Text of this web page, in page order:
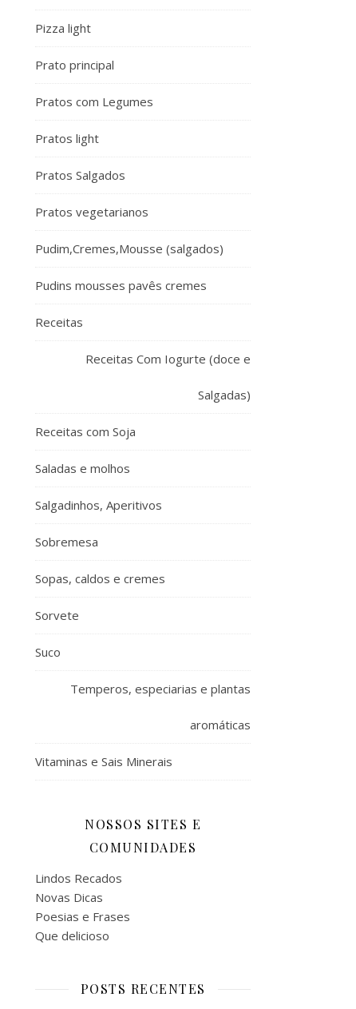
Pizza light
Prato principal
Pratos com Legumes
Pratos light
Pratos Salgados
Pratos vegetarianos
Pudim,Cremes,Mousse (salgados)
Pudins mousses pavês cremes
Receitas
Receitas Com Iogurte (doce e
Salgadas)
Receitas com Soja
Saladas e molhos
Salgadinhos, Aperitivos
Sobremesa
Sopas, caldos e cremes
Sorvete
Suco
Temperos, especiarias e plantas
aromáticas
Vitaminas e Sais Minerais
NOSSOS SITES E
COMUNIDADES
Lindos Recados
Novas Dicas
Poesias e Frases
Que delicioso
POSTS RECENTES